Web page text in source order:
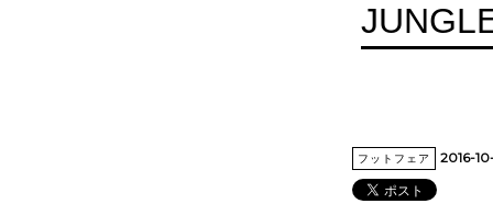
フットフェア 2016-